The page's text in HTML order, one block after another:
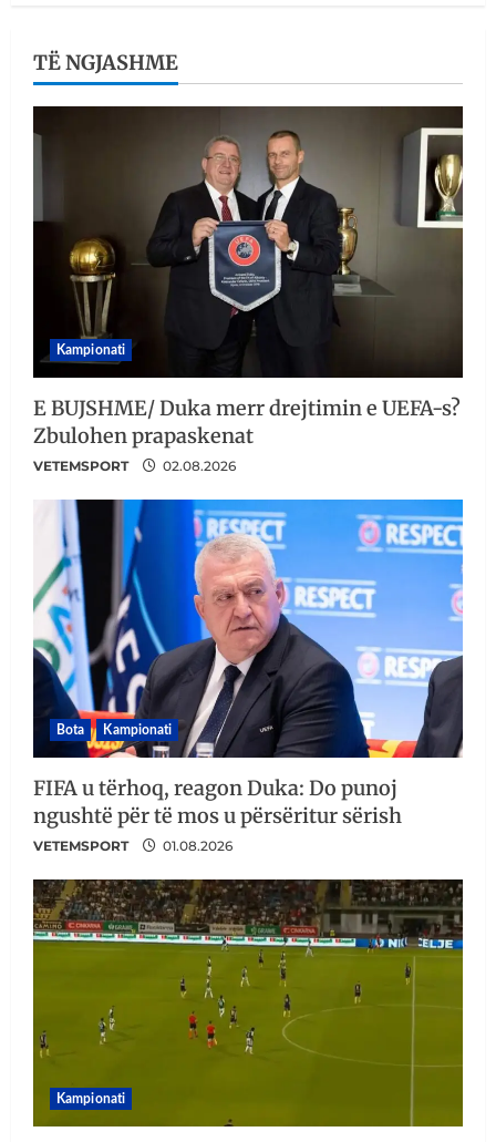
TË NGJASHME
Kampionati
E BUJSHME/ Duka merr drejtimin e UEFA-s?
Zbulohen prapaskenat
VETEMSPORT 02.08.2026
Bota Kampionati
FIFA u tërhoq, reagon Duka: Do punoj
ngushtë për të mos u përsëritur sërish
VETEMSPORT 01.08.2026
Kampionati